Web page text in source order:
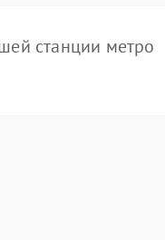
станции метро